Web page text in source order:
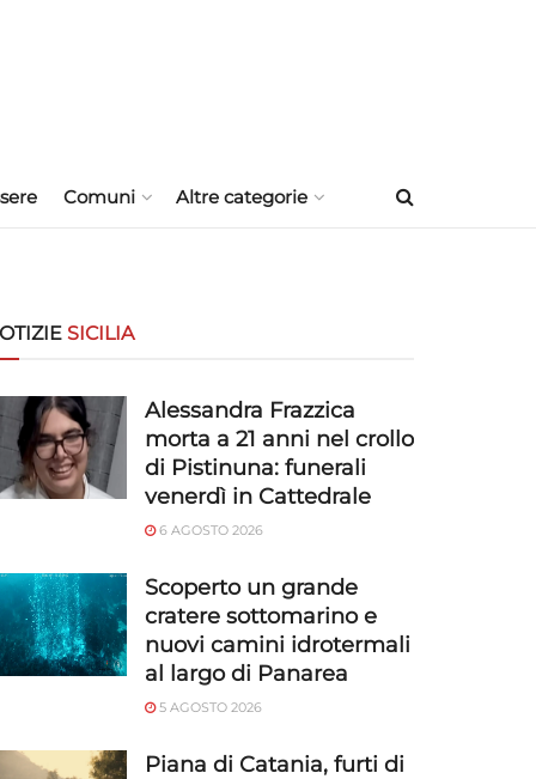
Comuni Altre categorie
SICILIA
Alessandra Frazzica
morta a 21 anni nel crollo
di Pistinuna: funerali
venerdì in Cattedrale
6 AGOSTO 2026
Scoperto un grande
cratere sottomarino e
nuovi camini idrotermali
al largo di Panarea
5 AGOSTO 2026
Piana di Catania, furti di